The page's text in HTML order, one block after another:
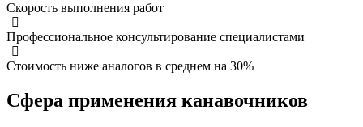
Скорость выполнения работ
Профессиональное консультирование специалистами
Стоимость ниже аналогов в среднем на 30%
Сфера применения канавочников